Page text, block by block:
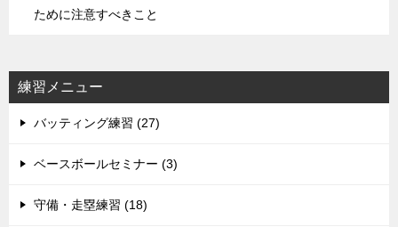
ために注意すべきこと
練習メニュー
バッティング練習 (27)
ベースボールセミナー (3)
守備・走塁練習 (18)